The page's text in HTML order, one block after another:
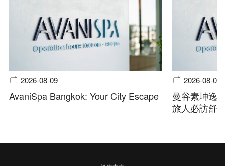
2026-08-09
AvaniSpa Bangkok: Your City Escape
2026-08-09
曼谷素坤逸
旅人必訪舒